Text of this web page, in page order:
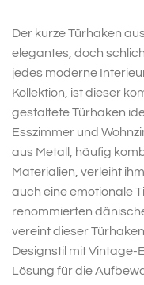
Der kurze Türhaken
elegantes, doch
jedes moderne
Kollektion, ist dieser
gestaltete Türhaken
Esszimmer und
aus Metall, häufig
Materialien, verleiht
auch eine emotionale
renommierten
vereint dieser
Designstil mit Vintage-
Lösung für die